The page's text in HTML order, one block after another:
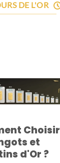
DE L'OR
Choisir
et
d'Or ?